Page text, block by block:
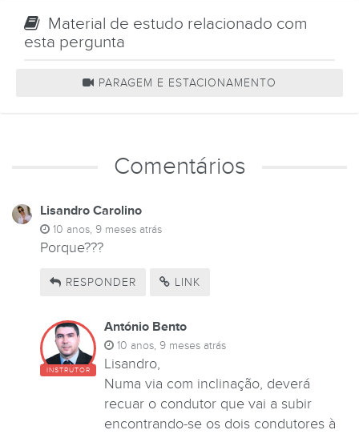
Material de estudo relacionado com
esta pergunta
PARAGEM E ESTACIONAMENTO
Comentários
Lisandro Carolino
10 anos, 9 meses atrás
Porque???
RESPONDER LINK
INSTRUTOR
António Bento
10 anos, 9 meses atrás
Lisandro,
Numa via com inclinação, deverá
recuar o condutor que vai a subir
encontrando-se os dois condutores à